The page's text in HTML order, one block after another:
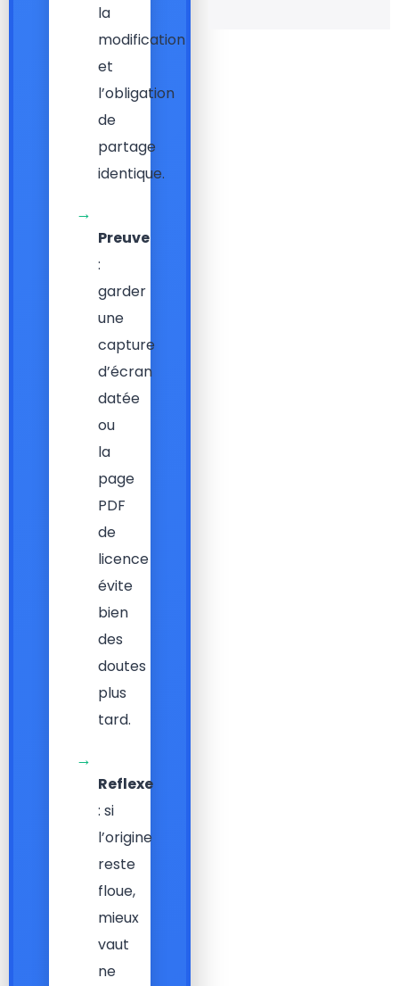
la
modification
et
l’obligation
de
partage
identique.
→
Preuve
:
garder
une
capture
d’écran
datée
ou
la
page
PDF
de
licence
évite
bien
des
doutes
plus
tard.
→
Reflexe
: si
l’origine
reste
floue,
mieux
vaut
ne